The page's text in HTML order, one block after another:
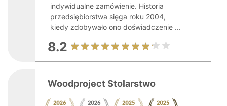
indywidualne zamówienie. Historia
przedsiębiorstwa sięga roku 2004,
kiedy zdobywało ono doświadczenie ...
8.2
Woodproject Stolarstwo